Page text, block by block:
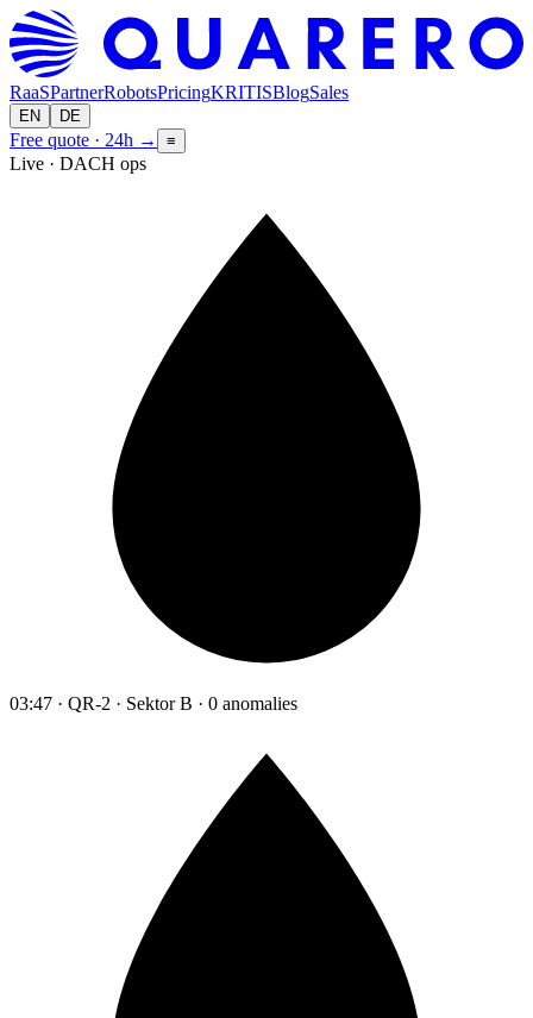
RaaSPartnerRobotsPricingKRITISBlogSales
EN DE
Free quote · 24h → ≡
Live · DACH ops
03:47 · QR-2 · Sektor B · 0 anomalies